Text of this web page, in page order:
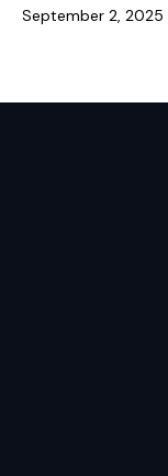
September 2, 2025